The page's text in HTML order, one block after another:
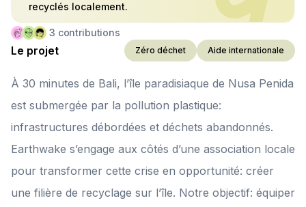
recyclés localement.
3 contributions
Le projet Zéro déchet Aide internationale
À 30 minutes de Bali, l’île paradisiaque de Nusa Penida
est submergée par la pollution plastique:
infrastructures débordées et déchets abandonnés.
Earthwake s’engage aux côtés d’une association locale
pour transformer cette crise en opportunité: créer
une filière de recyclage sur l’île. Notre objectif: équiper